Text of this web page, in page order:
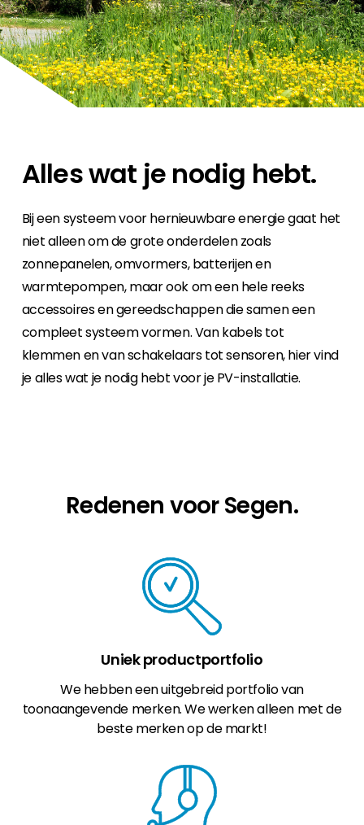
Carrière
Ben je op zoek naar een baan in de
hernieuwbare energiesector? Dan ben je hier
aan het juiste adres!
Alles wat je nodig hebt.
Bij een systeem voor hernieuwbare energie gaat het
niet alleen om de grote onderdelen zoals
zonnepanelen, omvormers, batterijen en
warmtepompen, maar ook om een hele reeks
accessoires en gereedschappen die samen een
compleet systeem vormen. Van kabels tot
klemmen en van schakelaars tot sensoren, hier vind
je alles wat je nodig hebt voor je PV-installatie.
Redenen voor Segen.
Uniek productportfolio
We hebben een uitgebreid portfolio van
toonaangevende merken. We werken alleen met de
beste merken op de markt!